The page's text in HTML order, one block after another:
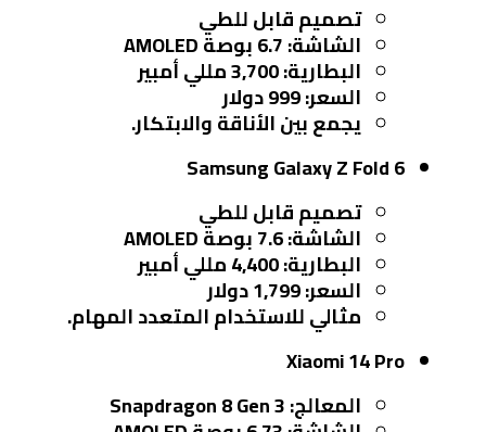
تصميم قابل للطي
الشاشة: 6.7 بوصة AMOLED
البطارية: 3,700 مللي أمبير
السعر: 999 دولار
يجمع بين الأناقة والابتكار.
Samsung Galaxy Z Fold 6
تصميم قابل للطي
الشاشة: 7.6 بوصة AMOLED
البطارية: 4,400 مللي أمبير
السعر: 1,799 دولار
مثالي للاستخدام المتعدد المهام.
Xiaomi 14 Pro
المعالج: Snapdragon 8 Gen 3